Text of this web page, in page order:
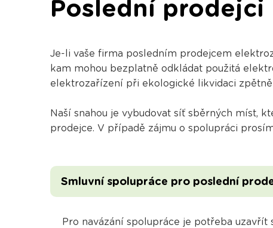
Poslední prodejci
Je-li vaše firma posledním prodejcem
kam mohou bezplatně odkládat použitá
elektrozařízení při ekologické likvidaci
Naší snahou je vybudovat síť sběrných míst,
prodejce. V případě zájmu o spolupráci
Smluvní spolupráce pro poslední
Pro navázání spolupráce je potřeba